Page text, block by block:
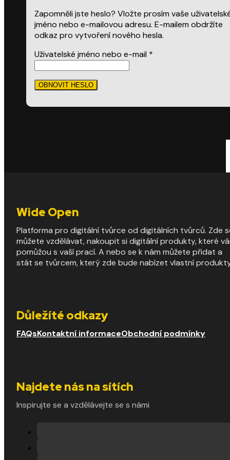
Zapomněli jste heslo? Vložte prosím vaše
jméno nebo e-mailovou adresu. E-mailem obdržíte
odkaz pro vytvoření nového hesla.
Uživatelské jméno nebo e-mail *
OBNOVIT HESLO
Wide Open
Platforma pro digitální tvůrce od digitálních tvůrců. Zde
můžete vzdělávat, nakoupit si digitální produkty, které
pomůžou s vaší prací. A nebo se k nám můžete přidat a
stát se tvůrcem, který zde bude nabízet vlastní
Důležíté odkazy
FAQsKontaktní informaceObchodní podmínky
Najdete nás na sítích
Inspirujte se a vzdělávejte se s námi